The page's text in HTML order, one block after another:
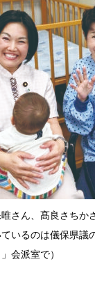
さん、髙良さち
いるのは儀保県
会派室で）